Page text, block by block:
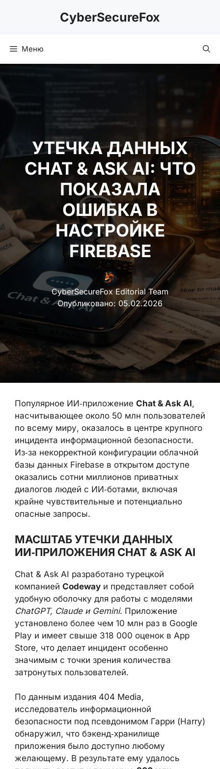
CyberSecureFox
Меню
УТЕЧКА ДАННЫХ
CHAT & ASK AI: ЧТО
ПОКАЗАЛА ОШИБКА
В НАСТРОЙКЕ
FIREBASE
CyberSecureFox Editorial Team
Опубликовано:05.02.2026
Популярное ИИ‑приложениеChat & Ask AI,
пользователей по всему миру, оказалось в
центре крупного инцидента
информационной безопасности. Из‑за
некорректной конфигурации облачной базы
данных Firebase в открытом доступе
оказались сотни миллионов приватных
диалогов людей с ИИ‑ботами, включая
крайне чувствительные и потенциально
опасные запросы.
ИИ‑ПРИЛОЖЕНИЯ CHAT & ASK AI
компаниейCodewayи представляет собой
удобную оболочку для работы с моделями
ChatGPT, Claude и Gemini. Приложение
установлено более чем 10 млн раз в Google
Play и имеет свыше 318 000 оценок в App
Store, что делает инцидент особенно
значимым с точки зрения количества
затронутых пользователей.
исследователь информационной
безопасности под псевдонимом Гарри
(Harry) обнаружил, что бэкенд‑хранилище
приложения было доступно любому
желающему. В результате ему удалось
получить доступ к примерно300 млн